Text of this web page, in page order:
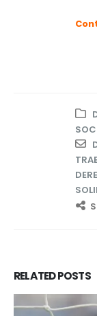
RELATEDPOSTS